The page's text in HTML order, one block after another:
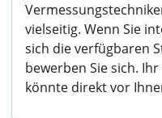
vielseitig. Wenn Sie
sich die verfügbaren
bewerben Sie sich.
könnte direkt vor